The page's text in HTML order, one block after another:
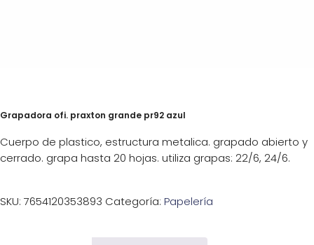
Grapadora ofi. praxton grande pr92 azul
Cuerpo de plastico, estructura metalica. grapado abierto y
cerrado. grapa hasta 20 hojas. utiliza grapas: 22/6, 24/6.
SKU: 7654120353893 Categoría: Papelería